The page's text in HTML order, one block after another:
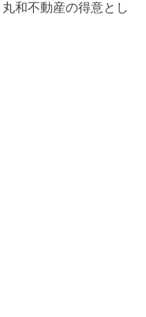
和不動産の得意とし